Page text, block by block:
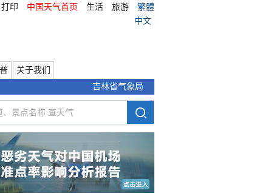
打印 中国天气首页 生活 旅游
繁體
中文
关于我们
吉林省气象局